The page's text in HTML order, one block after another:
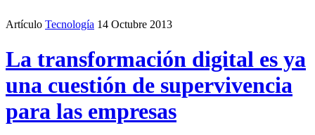
Artículo Tecnología 14 Octubre 2013
La transformación digital es ya
una cuestión de supervivencia
para las empresas